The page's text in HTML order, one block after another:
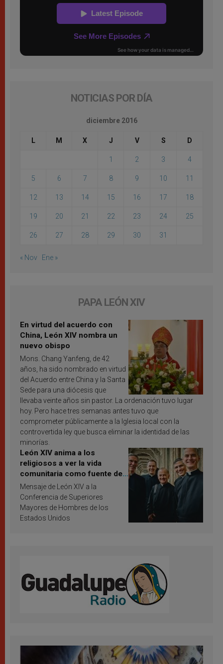
NOTICIAS POR DÍA
diciembre 2016
L M X J V S D
1 2 3 4
5 6 7 8 9 10 11
12 13 14 15 16 17 18
19 20 21 22 23 24 25
26 27 28 29 30 31
« Nov Ene »
PAPA LEÓN XIV
En virtud del acuerdo con
China, León XIV nombra un
nuevo obispo
Mons. Chang Yanfeng, de 42
años, ha sido nombrado en virtud
del Acuerdo entre China y la Santa
Sede para una diócesis que
llevaba veinte años sin pastor. La ordenación tuvo lugar
hoy. Pero hace tres semanas antes tuvo que
comprometer públicamente a la Iglesia local con la
controvertida ley que busca eliminar la identidad de las
minorías.
León XIV anima a los
religiosos a ver la vida
comunitaria como fuente de
inspiración y santificación
Mensaje de León XIV a la
Conferencia de Superiores
Mayores de Hombres de los
Estados Unidos